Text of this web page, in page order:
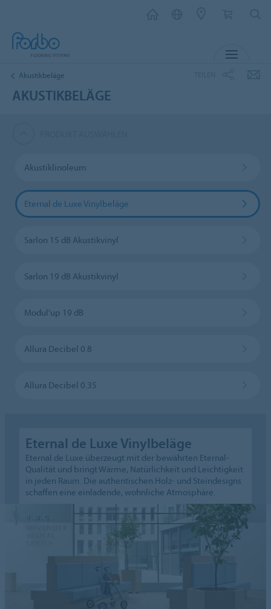
Akustikbeläge
AKUSTIKBELÄGE
Akustiklinoleum
Eternal de Luxe Vinylbeläge
Sarlon 15 dB Akustikvinyl
Sarlon 19 dB Akustikvinyl
Modul'up 19 dB
Allura Decibel 0.8
Allura Decibel 0.35
Eternal de Luxe Vinylbeläge
Eternal de Luxe überzeugt mit der bewährten Eternal-
Qualität und bringt Wärme, Natürlichkeit und Leichtigkeit
in jeden Raum. Die authentischen Holz- und Steindesigns
schaffen eine einladende, wohnliche Atmosphäre.